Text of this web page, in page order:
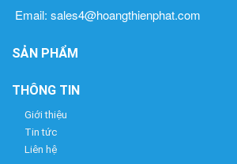
Email: sales4@hoangthienphat.com
SẢN PHẨM
THÔNG TIN
Giới thiệu
Tin tức
Liên hệ